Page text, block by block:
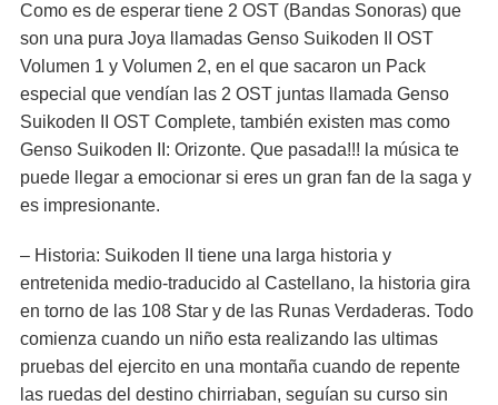
Como es de esperar tiene 2 OST (Bandas Sonoras) que
son una pura Joya llamadas Genso Suikoden II OST
Volumen 1 y Volumen 2, en el que sacaron un Pack
especial que vendían las 2 OST juntas llamada Genso
Suikoden II OST Complete, también existen mas como
Genso Suikoden II: Orizonte. Que pasada!!! la música te
puede llegar a emocionar si eres un gran fan de la saga y
es impresionante.
– Historia: Suikoden II tiene una larga historia y
entretenida medio-traducido al Castellano, la historia gira
en torno de las 108 Star y de las Runas Verdaderas. Todo
comienza cuando un niño esta realizando las ultimas
pruebas del ejercito en una montaña cuando de repente
las ruedas del destino chirriaban, seguían su curso sin